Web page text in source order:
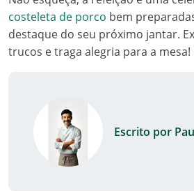
costeleta de porco bem
destaque do seu próximo jantar.
trucos e traga alegria para a mesa!
Escrito por